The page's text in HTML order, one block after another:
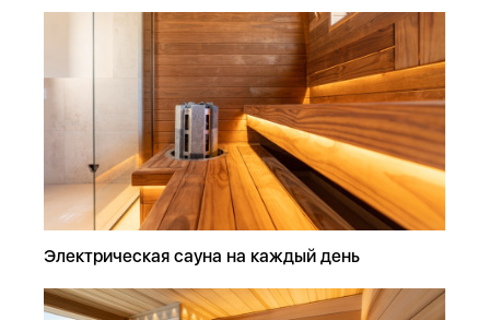
Электрическая сауна на каждый день